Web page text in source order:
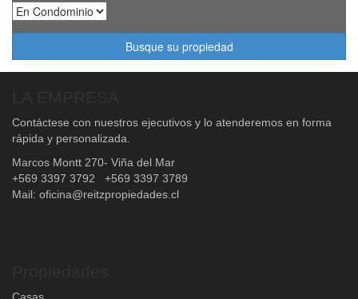
En
Condominio
Busque su propiedad
Contáctese con nuestros ejecutivos y lo atenderemos en forma
rápida y personalizada.
Marcos Montt 270- Viña del Mar
+569 3397 3792 +569 3397 3789
Mail: oficina@reitzpropiedades.cl